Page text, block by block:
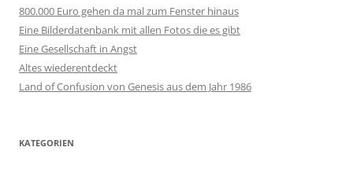
800.000 Euro gehen da mal zum Fenster hinaus
Eine Bilderdatenbank mit allen Fotos die es gibt
Eine Gesellschaft in Angst
Altes wiederentdeckt
Land of Confusion von Genesis aus dem Jahr 1986
KATEGORIEN